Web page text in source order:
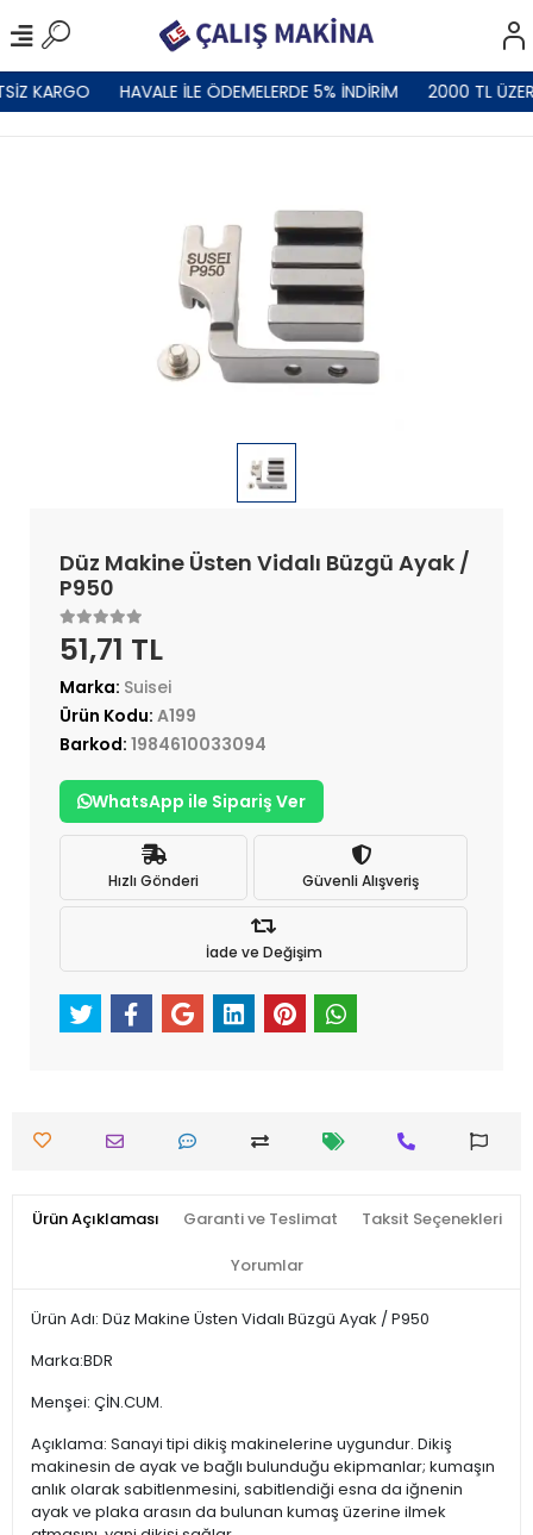
KARGO HAVALE İLE ÖDEMELERDE 5% İNDİRİM 2000 TL
Düz Makine Üsten Vidalı Büzgü Ayak /
P950
51,71 TL
Marka: Suisei
Ürün Kodu: A199
Barkod: 1984610033094
WhatsApp ile Sipariş Ver
Hızlı Gönderi Güvenli Alışveriş
İade ve Değişim
Ürün Açıklaması Garanti ve Teslimat Taksit Seçenekleri
Yorumlar
Ürün Adı: Düz Makine Üsten Vidalı Büzgü Ayak / P950
Marka:BDR
Menşei: ÇİN.CUM.
Açıklama: Sanayi tipi dikiş makinelerine uygundur. Dikiş
makinesin de ayak ve bağlı bulunduğu ekipmanlar; kumaşın
anlık olarak sabitlenmesini, sabitlendiği esna da iğnenin
ayak ve plaka arasın da bulunan kumaş üzerine ilmek